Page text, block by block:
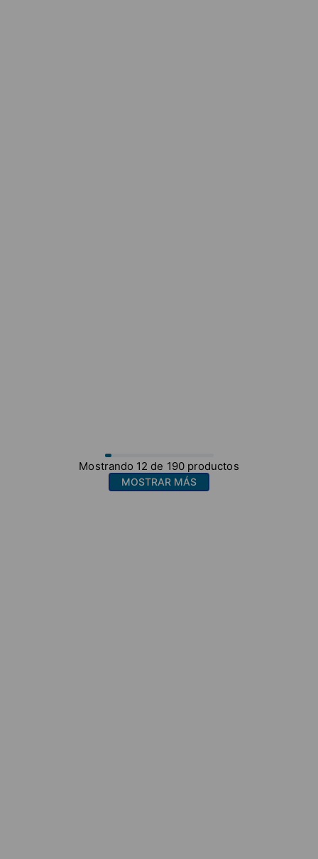
Mostrando 12 de 190productos
MOSTRAR MÁS